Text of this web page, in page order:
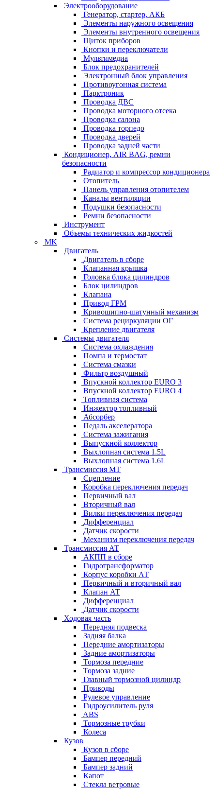
Электрооборудование
Генератор, стартер, АКБ
Элементы наружного освещения
Элементы внутренного освещения
Щиток приборов
Кнопки и переключатели
Мультимедиа
Блок предохранителей
Электронный блок управления
Противоугонная система
Парктроник
Проводка ДВС
Проводка моторного отсека
Проводка салона
Проводка торпедо
Проводка дверей
Проводка задней части
Кондиционер, AIR BAG, ремни
безопасности
Радиатор и компрессор кондиционера
Отопитель
Панель управления отопителем
Каналы вентиляции
Подушки безопасности
Ремни безопасности
Инструмент
Объемы технических жидкостей
MK
Двигатель
Двигатель в сборе
Клапанная крышка
Головка блока цилиндров
Блок цилиндров
Клапана
Привод ГРМ
Кривошипно-шатунный механизм
Система рециркуляции ОГ
Крепление двигателя
Системы двигателя
Система охлаждения
Помпа и термостат
Система смазки
Фильтр воздушный
Впускной коллектор EURO 3
Впускной коллектор EURO 4
Топливная система
Инжектор топливный
Абсорбер
Педаль акселератора
Система зажигания
Выпускной коллектор
Выхлопная система 1.5L
Выхлопная система 1.6L
Трансмиссия МТ
Сцепление
Коробка переключения передач
Первичный вал
Вторичный вал
Вилки переключения передач
Дифференциал
Датчик скорости
Механизм переключения передач
Трансмиссия АТ
АКПП в сборе
Гидротрансформатор
Корпус коробки АТ
Первичный и вторичный вал
Клапан АТ
Дифференциал
Датчик скорости
Ходовая часть
Передняя подвеска
Задняя балка
Передние амортизаторы
Задние амортизаторы
Тормоза передние
Тормоза задние
Главный тормозной цилиндр
Приводы
Рулевое управление
Гидроусилитель руля
ABS
Тормозные трубки
Колеса
Кузов
Кузов в сборе
Бампер передний
Бампер задний
Капот
Стекла ветровые